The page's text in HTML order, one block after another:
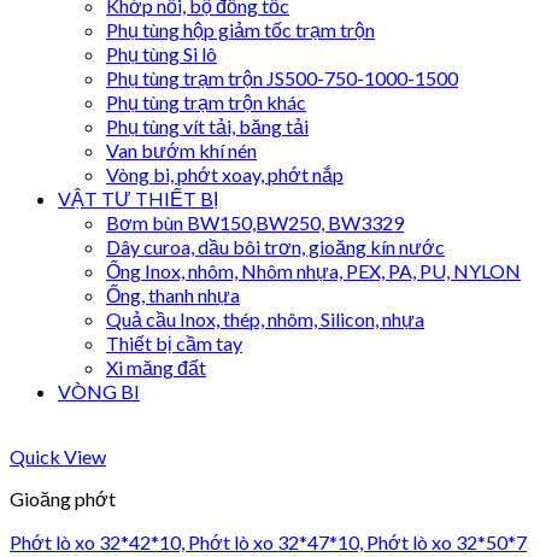
Khớp nối, bộ đồng tốc
Phụ tùng hộp giảm tốc trạm trộn
Phụ tùng Si lô
Phụ tùng trạm trộn JS500-750-1000-1500
Phụ tùng trạm trộn khác
Phụ tùng vít tải, băng tải
Van bướm khí nén
Vòng bi, phớt xoay, phớt nắp
VẬT TƯ THIẾT BỊ
Bơm bùn BW150,BW250, BW3329
Dây curoa, dầu bôi trơn, gioăng kín nước
Ống Inox, nhôm, Nhôm nhựa, PEX, PA, PU, NYLON
Ống, thanh nhựa
Quả cầu Inox, thép, nhôm, Silicon, nhựa
Thiết bị cầm tay
Xi măng đất
VÒNG BI
Quick View
Gioăng phớt
Phớt lò xo 32*42*10, Phớt lò xo 32*47*10, Phớt lò xo 32*50*7